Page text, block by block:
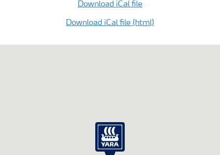
Download iCal file
Download iCal file (html)